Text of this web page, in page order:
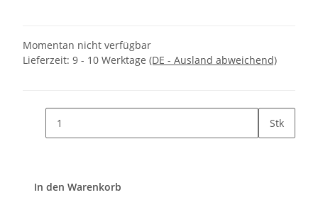
Momentan nicht verfügbar
Lieferzeit: 9 - 10 Werktage (DE - Ausland abweichend)
Stk
In den Warenkorb